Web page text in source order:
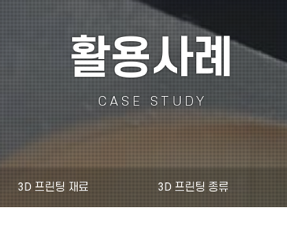
활용사례
CASE STUDY
3D 프린팅 재료 3D 프린팅 종류